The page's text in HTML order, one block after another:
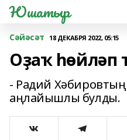
Юшатыр
Сәйәсәт 18 ДЕКАБРЯ 2022, 05:15
Оҙаҡ һөйләп
- Радий
аңлайышлы булды.